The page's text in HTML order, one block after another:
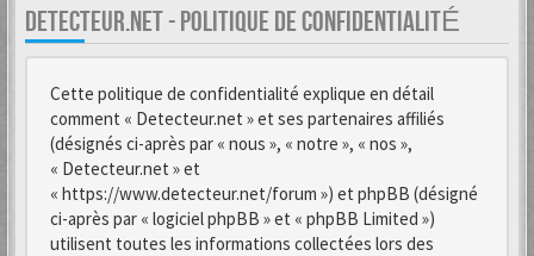
DETECTEUR.NET - POLITIQUE DE CONFIDENTIALITÉ
Cette politique de confidentialité explique en détail
comment « Detecteur.net » et ses partenaires affiliés
(désignés ci-après par « nous », « notre », « nos »,
« Detecteur.net » et
« https://www.detecteur.net/forum ») et phpBB (désigné
ci-après par « logiciel phpBB » et « phpBB Limited »)
utilisent toutes les informations collectées lors des